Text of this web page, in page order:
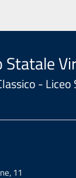
Statale
-
11